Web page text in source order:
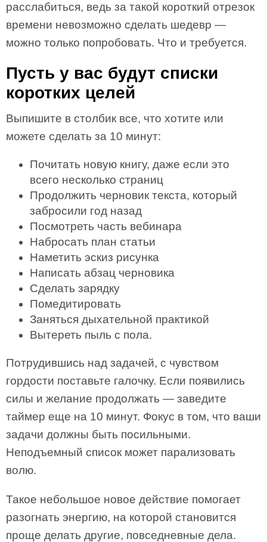
расслабиться, ведь за такой короткий отрезок
времени невозможно сделать шедевр —
можно только попробовать. Что и требуется.
Пусть у вас будут списки
коротких целей
Выпишите в столбик все, что хотите или
можете сделать за 10 минут:
Почитать новую книгу, даже если это
всего несколько страниц
Продолжить черновик текста, который
забросили год назад
Посмотреть часть вебинара
Набросать план статьи
Наметить эскиз рисунка
Написать абзац черновика
Сделать зарядку
Помедитировать
Заняться дыхательной практикой
Вытереть пыль с пола.
Потрудившись над задачей, с чувством
гордости поставьте галочку. Если появились
силы и желание продолжать — заведите
таймер еще на 10 минут. Фокус в том, что ваши
задачи должны быть посильными.
Неподъемный список может парализовать
волю.
Такое небольшое новое действие помогает
разогнать энергию, на которой становится
проще делать другие, повседневные дела.